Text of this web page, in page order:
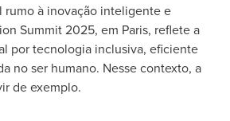
rumo à inovação inteligente e
Summit 2025, em Paris, reflete a
por tecnologia inclusiva, eficiente
no ser humano. Nesse contexto, a
de exemplo.